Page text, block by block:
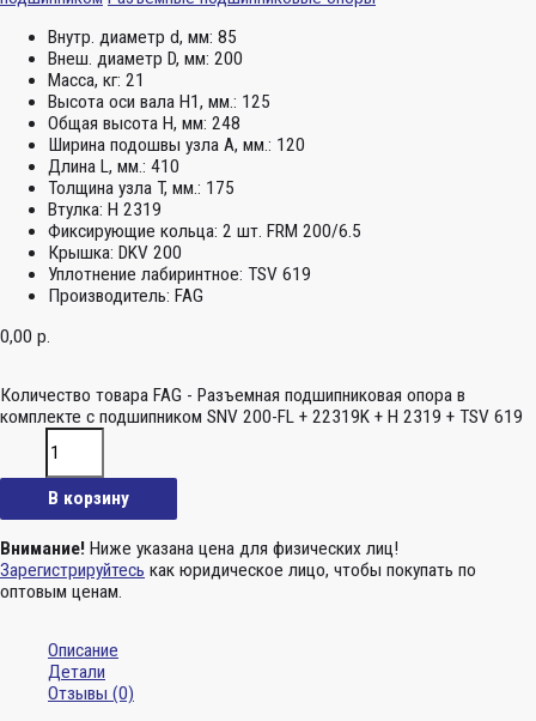
Внутр. диаметр d, мм: 85
Внеш. диаметр D, мм: 200
Масса, кг: 21
Высота оси вала H1, мм.: 125
Общая высота H, мм: 248
Ширина подошвы узла А, мм.: 120
Длина L, мм.: 410
Толщина узла T, мм.: 175
Втулка: H 2319
Фиксирующие кольца: 2 шт. FRM 200/6.5
Крышка: DKV 200
Уплотнение лабиринтное: TSV 619
Производитель: FAG
0,00 р.
Количество товара FAG - Разъемная подшипниковая опора в
комплекте с подшипником SNV 200-FL + 22319K + H 2319 + TSV 619
В корзину
Внимание! Ниже указана цена для физических лиц!
Зарегистрируйтесь как юридическое лицо, чтобы покупать по
оптовым ценам.
Описание
Детали
Отзывы (0)